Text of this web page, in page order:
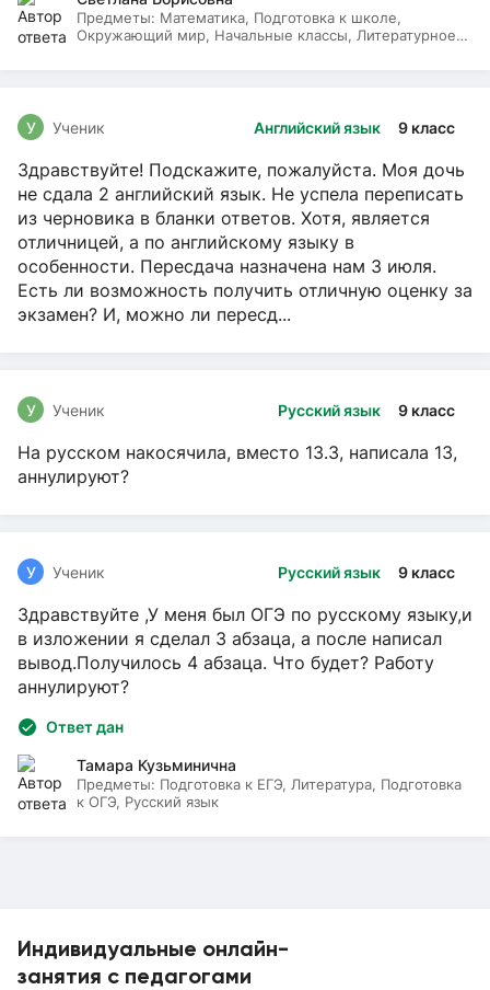
Индивидуальные онлайн-
занятия с педагогами
Предметы: Математика, Подготовка к школе,
Окружающий мир, Начальные классы, Литературное
Английский язык 9 класс
У Ученик
Здравствуйте! Подскажите, пожалуйста. Моя дочь
не сдала 2 английский язык. Не успела переписать
из черновика в бланки ответов. Хотя, является
отличницей, а по английскому языку в
особенности. Пересдача назначена нам 3 июля.
Есть ли возможность получить отличную оценку за
экзамен? И, можно ли пересд...
Русский язык 9 класс
У Ученик
На русском накосячила, вместо 13.3, написала 13,
аннулируют?
Русский язык 9 класс
У Ученик
Здравствуйте ,У меня был ОГЭ по русскому языку,и
в изложении я сделал 3 абзаца, а после написал
вывод.Получилось 4 абзаца. Что будет? Работу
аннулируют?
Ответ дан
Тамара Кузьминична
Предметы: Подготовка к ЕГЭ, Литература, Подготовка
к ОГЭ, Русский язык